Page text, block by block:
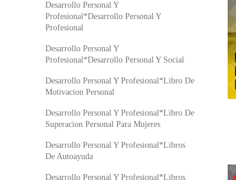
Desarrollo Personal Y
Profesional*Desarrollo Personal Y
Profesional
Desarrollo Personal Y
Profesional*Desarrollo Personal Y Social
Desarrollo Personal Y Profesional*Libro De
Motivacion Personal
Desarrollo Personal Y Profesional*Libro De
Superacion Personal Para Mujeres
Desarrollo Personal Y Profesional*Libros
De Autoayuda
Desarrollo Personal Y Profesional*Libros